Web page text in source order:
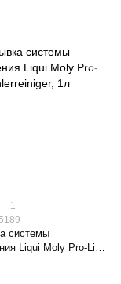
300мл (1994)
1
системы
Liqui Moly Pro-Line
1л